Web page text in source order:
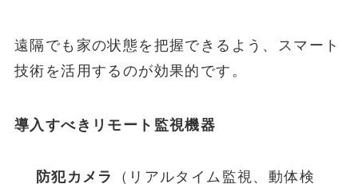
遠隔でも家の状態を把握できるよう、スマート
技術を活用するのが効果的です。
導入すべきリモート監視機器
防犯カメラ
（リアルタイム監視、動体検